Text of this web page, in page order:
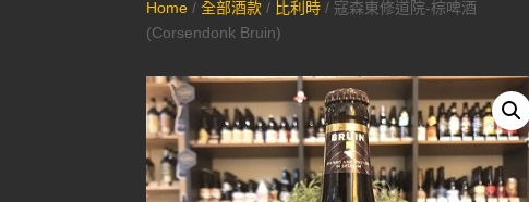
Home /全部酒款 / 比利時 / 寇森東修道院-棕啤酒
(Corsendonk Bruin)